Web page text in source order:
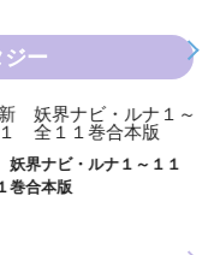
ー
ナビ・ルナ１～１１ 全
本版